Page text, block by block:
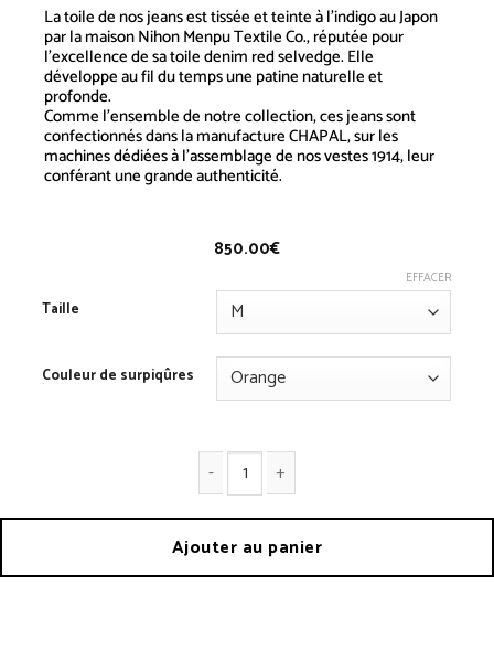
La toile de nos jeans est tissée et teinte à l’indigo au Japon
par la maison Nihon Menpu Textile Co., réputée pour
l’excellence de sa toile denim red selvedge. Elle
développe au fil du temps une patine naturelle et
profonde.
Comme l’ensemble de notre collection, ces jeans sont
confectionnés dans la manufacture CHAPAL, sur les
machines dédiées à l’assemblage de nos vestes 1914, leur
conférant une grande authenticité.
850.00€
Taille
Couleur de surpiqûres
EFFACER
Ajouter au panier